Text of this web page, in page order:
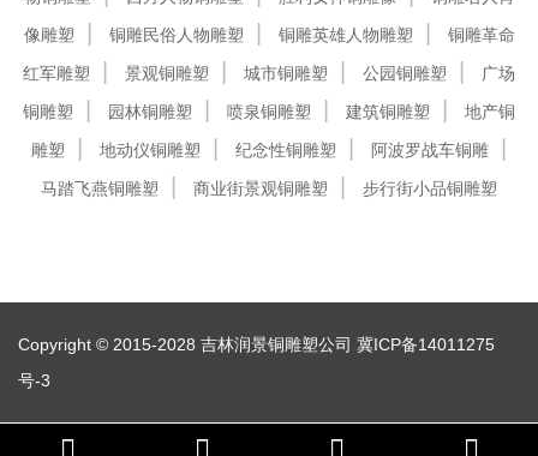
像雕塑
铜雕民俗人物雕塑 铜雕英雄人物雕塑
铜雕革命
红军雕塑
景观铜雕塑 城市铜雕塑 公园铜雕塑
广场
铜雕塑
园林铜雕塑 喷泉铜雕塑 建筑铜雕塑
地产铜
雕塑
地动仪铜雕塑 纪念性铜雕塑
阿波罗战车铜雕
马踏飞燕铜雕塑
商业街景观铜雕塑 步行街小品铜雕塑
Copyright © 2015-2028 吉林润景铜雕塑公司 冀ICP备14011275
号-3